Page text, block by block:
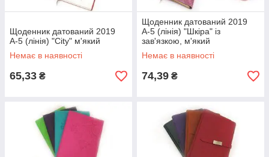
Щоденник датований 2019
А-5 (лінія) "City" м'який
Немає в наявності
65,33 ₴
Щоденник датований 2019
А-5 (лінія) "Шкіра" із
зав'язкою, м'який
Немає в наявності
74,39 ₴